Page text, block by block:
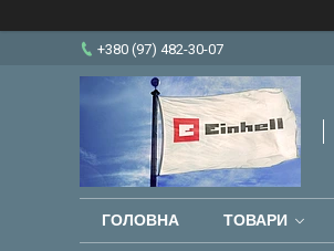
+380 (97) 482-30-07
ГОЛОВНА ТОВАРИ